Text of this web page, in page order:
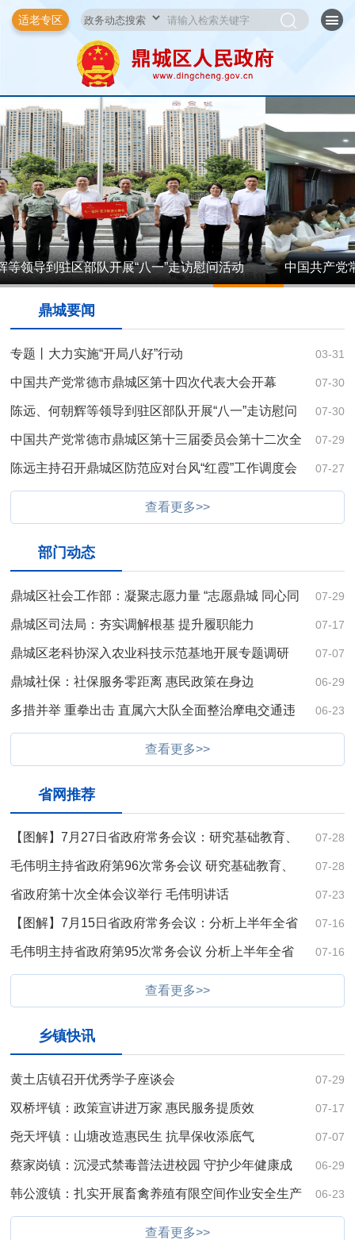
适老专区
”走访慰问活动 中国共产党常德市鼎城区第十三届委员
鼎城要闻
03-31
专题丨大力实施“开局八好”行动
07-30
中国共产党常德市鼎城区第十四次代表大会开幕
07-30
陈远、何朝辉等领导到驻区部队开展“八一”走访慰问
活动 07-29
中国共产党常德市鼎城区第十三届委员会第十二次全
体会议召开 07-27
陈远主持召开鼎城区防范应对台风“红霞”工作调度会
查看更多>>
部门动态
07-29
鼎城区社会工作部：凝聚志愿力量 “志愿鼎城 同心同
德”展现文明风采 07-17
鼎城区司法局：夯实调解根基 提升履职能力
07-07
鼎城区老科协深入农业科技示范基地开展专题调研
06-29
鼎城社保：社保服务零距离 惠民政策在身边
06-23
多措并举 重拳出击 直属六大队全面整治摩电交通违
法
查看更多>>
省网推荐
07-28
【图解】7月27日省政府常务会议：研究基础教育、
长株潭一体化、自… 07-28
毛伟明主持省政府第96次常务会议 研究基础教育、
长株潭一体化、自… 07-23
省政府第十次全体会议举行 毛伟明讲话
07-16
【图解】7月15日省政府常务会议：分析上半年全省
经济形势，部署下… 07-16
毛伟明主持省政府第95次常务会议 分析上半年全省
经济形势 部署下半…
查看更多>>
乡镇快讯
07-29
黄土店镇召开优秀学子座谈会
07-17
双桥坪镇：政策宣讲进万家 惠民服务提质效
07-07
尧天坪镇：山塘改造惠民生 抗旱保收添底气
06-29
蔡家岗镇：沉浸式禁毒普法进校园 守护少年健康成
长 06-23
韩公渡镇：扎实开展畜禽养殖有限空间作业安全生产
工作
查看更多>>